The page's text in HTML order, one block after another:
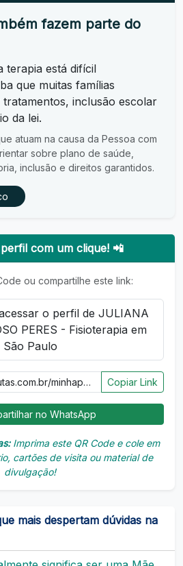
fazem parte do
terapia está difícil
que muitas famílias
inclusão escolar
da lei.
atuam na causa da Pessoa com
sobre plano de saúde,
inclusão e direitos garantidos.
com um clique! 📲
ou compartilhe este link:
Copiar Link
no WhatsApp
Imprima este QR Code e cole em
cartões de visita ou material de
divulgação!
mais despertam dúvidas na